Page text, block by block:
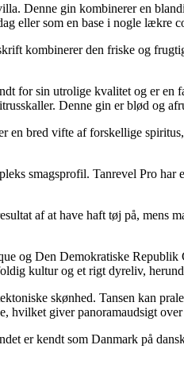
Denne gin kombinerer en
eller som en base i nogle lækre
kombinerer den friske og
for sin utrolige kvalitet og er en
Denne gin er blød og
en bred vifte af forskellige
smagsprofil. Tanrevel Pro har
af at have haft tøj på, mens
og Den Demokratiske
kultur og et rigt dyreliv,
skønhed. Tansen kan
hvilket giver panoramaudsigt
er kendt som Danmark på